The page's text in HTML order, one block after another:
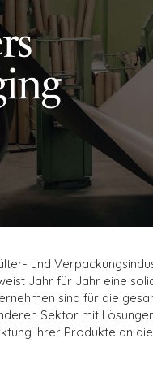
und
Jahr für Jahr eine
sind für die
Sektor mit
ihrer Produkte an